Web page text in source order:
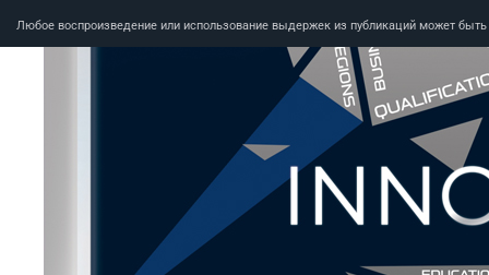
Любое воспроизведение или использование выдержек из публикаций может